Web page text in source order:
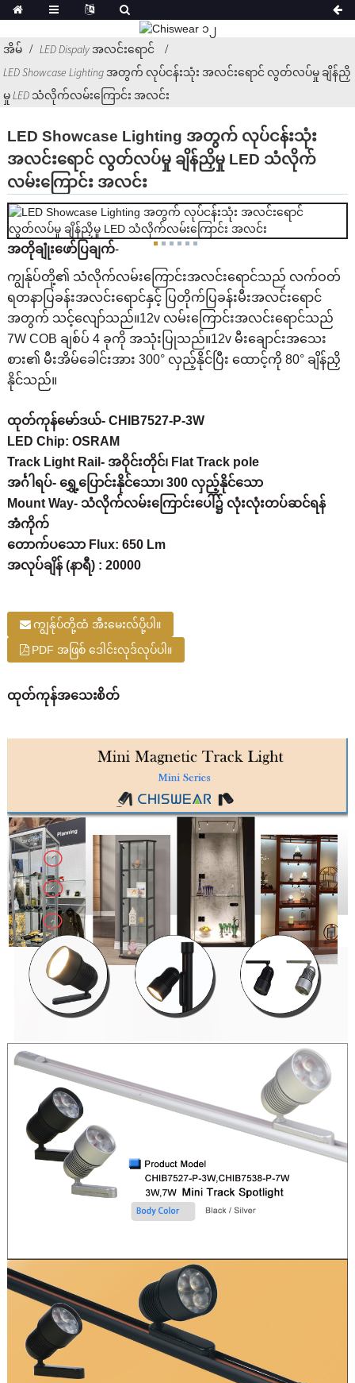
အိမ်
LED Dispaly အလင်းရောင်
LED Showcase Lighting အတွက် လုပ်ငန်းသုံး အလင်းရောင် လွတ်လပ်မှု ချိန်ညှိ
မှု LED သံလိုက်လမ်းကြောင်း အလင်း
LED Showcase Lighting အတွက် လုပ်ငန်းသုံး
အလင်းရောင် လွတ်လပ်မှု ချိန်ညှိမှု LED သံလိုက်
လမ်းကြောင်း အလင်း
အတိုချုံးဖော်ပြချက်-
ကျွန်ုပ်တို့၏ သံလိုက်လမ်းကြောင်းအလင်းရောင်သည် လက်ဝတ်
ရတနာပြခန်းအလင်းရောင်နှင့် ပြတိုက်ပြခန်းမီးအလင်းရောင်
အတွက် သင့်လျော်သည်။12v လမ်းကြောင်းအလင်းရောင်သည်
7W COB ချစ်ပ် 4 ခုကို အသုံးပြုသည်။12v မီးချောင်းအသေး
စား၏ မီးအိမ်ခေါင်းအား 300° လှည့်နိုင်ပြီး ထောင့်ကို 80° ချိန်ညှိ
နိုင်သည်။
ထုတ်ကုန်မော်ဒယ်- CHIB7527-P-3W
LED Chip: OSRAM
Track Light Rail- အဝိုင်းတိုင်၊ Flat Track pole
အင်္ဂါရပ်- ရွှေ့ပြောင်းနိုင်သော၊ 300 လှည့်နိုင်သော
Mount Way- သံလိုက်လမ်းကြောင်းပေါ်၌ လုံးလုံးတပ်ဆင်ရန်
အံကိုက်
တောက်ပသော Flux: 650 Lm
အလုပ်ချိန် (နာရီ) : 20000
ကျွန်ုပ်တို့ထံ အီးမေးလ်ပို့ပါ။
PDF အဖြစ် ဒေါင်းလုဒ်လုပ်ပါ။
ထုတ်ကုန်အသေးစိတ်